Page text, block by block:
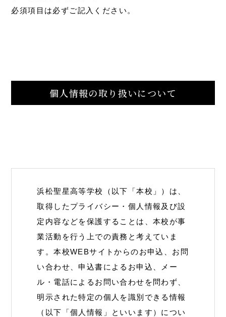
必須項目は必ずご記入ください。
個人情報の取り扱いについて
浜松聖星高等学校（以下「本校」）は、
取得したプライバシー・個人情報及び設
定内容などを保護することは、本校が事
業活動を行う上での責務と考えていま
す。本校WEBサイトからのお申込、お問
い合わせ、申込書によるお申込、メー
ル・電話によるお問い合わせを問わず、
明示された特定の個人を識別できる情報
（以下「個人情報」といいます）につい